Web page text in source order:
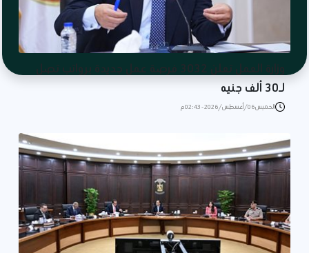
وزارة العمل تعلن 3032 فرصة عمل جديدة برواتب تصل
لـ30 ألف جنيه
الخميس 06/أغسطس/2026 - 02:43 م